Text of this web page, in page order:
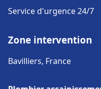
Service d'urgence 24/7
Zone intervention
Bavilliers, France